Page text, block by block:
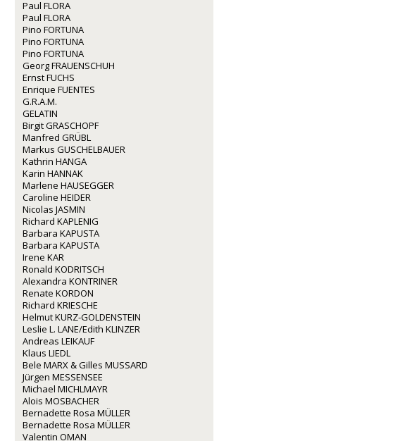
Paul FLORA
Paul FLORA
Pino FORTUNA
Pino FORTUNA
Pino FORTUNA
Georg FRAUENSCHUH
Ernst FUCHS
Enrique FUENTES
G.R.A.M.
GELATIN
Birgit GRASCHOPF
Manfred GRÜBL
Markus GUSCHELBAUER
Kathrin HANGA
Karin HANNAK
Marlene HAUSEGGER
Caroline HEIDER
Nicolas JASMIN
Richard KAPLENIG
Barbara KAPUSTA
Barbara KAPUSTA
Irene KAR
Ronald KODRITSCH
Alexandra KONTRINER
Renate KORDON
Richard KRIESCHE
Helmut KURZ-GOLDENSTEIN
Leslie L. LANE/Edith KLINZER
Andreas LEIKAUF
Klaus LIEDL
Bele MARX & Gilles MUSSARD
Jürgen MESSENSEE
Michael MICHLMAYR
Alois MOSBACHER
Bernadette Rosa MÜLLER
Bernadette Rosa MÜLLER
Valentin OMAN